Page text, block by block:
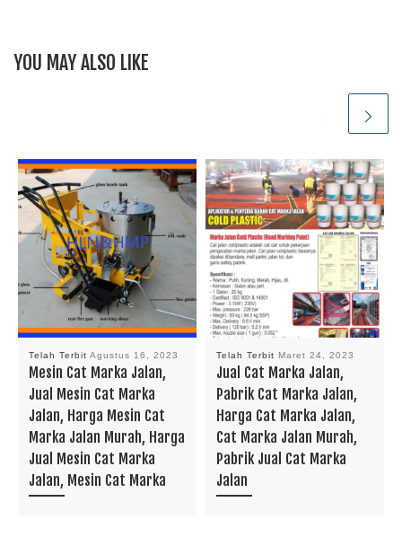
YOU MAY ALSO LIKE
Telah Terbit Agustus 16, 2023
Mesin Cat Marka Jalan,
Jual Mesin Cat Marka
Jalan, Harga Mesin Cat
Marka Jalan Murah, Harga
Jual Mesin Cat Marka
Jalan, Mesin Cat Marka
Telah Terbit Maret 24, 2023
Jual Cat Marka Jalan,
Pabrik Cat Marka Jalan,
Harga Cat Marka Jalan,
Cat Marka Jalan Murah,
Pabrik Jual Cat Marka
Jalan